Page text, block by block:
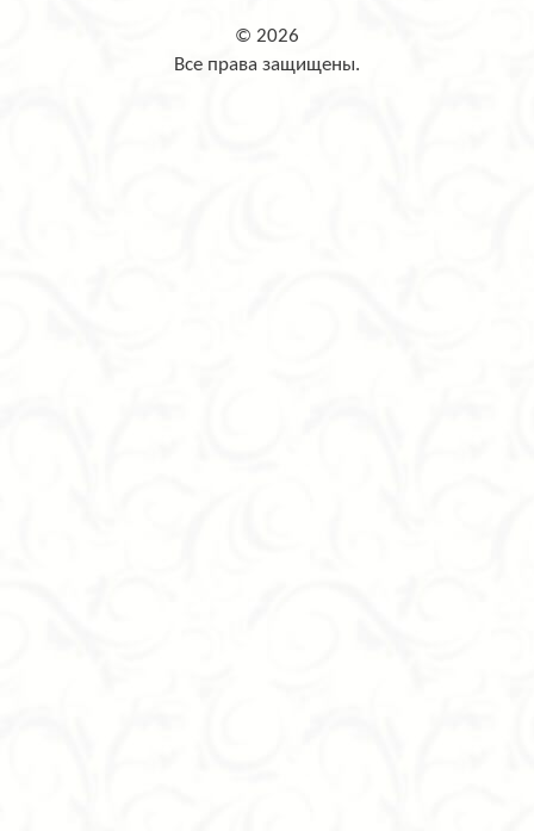
© 2026
Все права защищены.